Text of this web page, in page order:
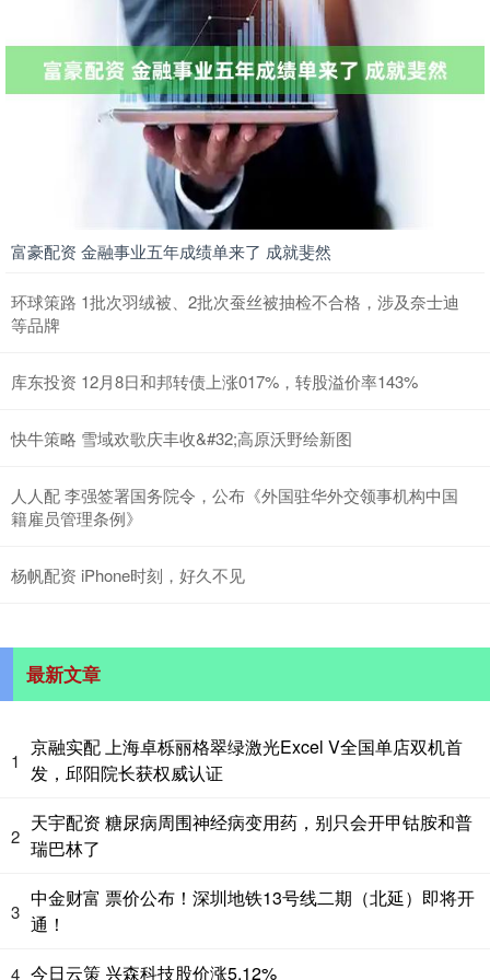
富豪配资 金融事业五年成绩单来了 成就斐然
环球策路 1批次羽绒被、2批次蚕丝被抽检不合格，涉及奈士迪
等品牌
库东投资 12月8日和邦转债上涨017%，转股溢价率143%
快牛策略 雪域欢歌庆丰收&#32;高原沃野绘新图
人人配 李强签署国务院令，公布《外国驻华外交领事机构中国
籍雇员管理条例》
杨帆配资 iPhone时刻，好久不见
最新文章
1
京融实配 上海卓栎丽格翠绿激光Excel V全国单店双机首
发，邱阳院长获权威认证
2
天宇配资 糖尿病周围神经病变用药，别只会开甲钴胺和普
瑞巴林了
3
中金财富 票价公布！深圳地铁13号线二期（北延）即将开
通！
4 今日云策 兴森科技股价涨5.12%